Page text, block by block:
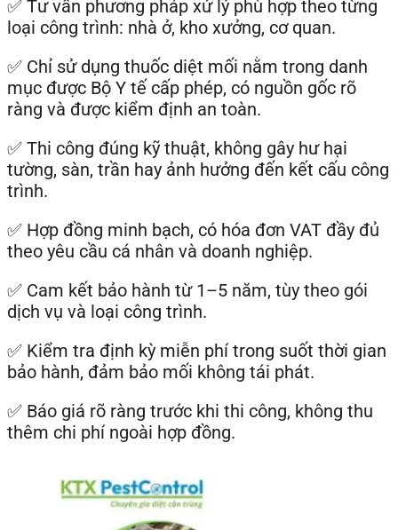
✅ Tư vấn phương pháp xử lý phù hợp theo từng
loại công trình: nhà ở, kho xưởng, cơ quan.
✅ Chỉ sử dụng thuốc diệt mối nằm trong danh
mục được Bộ Y tế cấp phép, có nguồn gốc rõ
ràng và được kiểm định an toàn.
✅ Thi công đúng kỹ thuật, không gây hư hại
tường, sàn, trần hay ảnh hưởng đến kết cấu công
trình.
✅ Hợp đồng minh bạch, có hóa đơn VAT đầy đủ
theo yêu cầu cá nhân và doanh nghiệp.
✅ Cam kết bảo hành từ 1–5 năm, tùy theo gói
dịch vụ và loại công trình.
✅ Kiểm tra định kỳ miễn phí trong suốt thời gian
bảo hành, đảm bảo mối không tái phát.
✅ Báo giá rõ ràng trước khi thi công, không thu
thêm chi phí ngoài hợp đồng.